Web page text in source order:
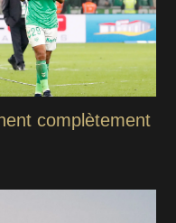
complètement